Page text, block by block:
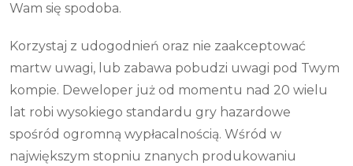
Wam się spodoba.
Korzystaj z udogodnień oraz nie zaakceptować
martw uwagi, lub zabawa pobudzi uwagi pod Twym
kompie. Deweloper już od momentu nad 20 wielu
lat robi wysokiego standardu gry hazardowe
spośród ogromną wypłacalnością. Wśród w
największym stopniu znanych produkowaniu